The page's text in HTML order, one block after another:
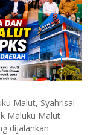
Malut, Syahrisal
Maluku Malut
dijalankan